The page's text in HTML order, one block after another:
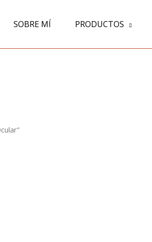
SOBRE MÍ PRODUCTOS